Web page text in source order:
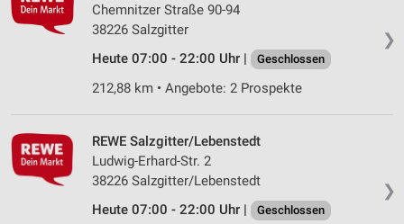
❯
Chemnitzer Straße 90-94
38226 Salzgitter
Heute 07:00 - 22:00 Uhr |
Geschlossen
212,88 km • Angebote: 2 Prospekte
❯
REWE Salzgitter/Lebenstedt
Ludwig-Erhard-Str. 2
38226 Salzgitter/Lebenstedt
Heute 07:00 - 22:00 Uhr |
Geschlossen